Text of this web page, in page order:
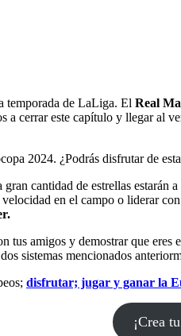
temporada de LaLiga. El Real
a cerrar este capítulo y llegar al
2024. ¿Podrás disfrutar de
gran cantidad de estrellas estarán
en el campo o liderar
tus amigos y demostrar que eres
sistemas mencionados
disfrutar; jugar y ganar la
¡Crea